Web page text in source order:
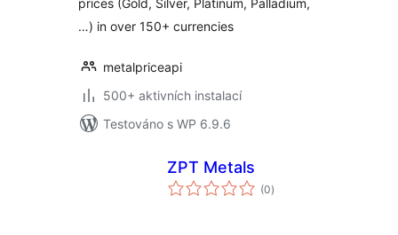
prices (Gold, Silver, Platinum, Palladium,
…) in over 150+ currencies
metalpriceapi
500+ aktivních instalací
Testováno s WP 6.9.6
ZPT Metals
(0celkové
hodnocení
)